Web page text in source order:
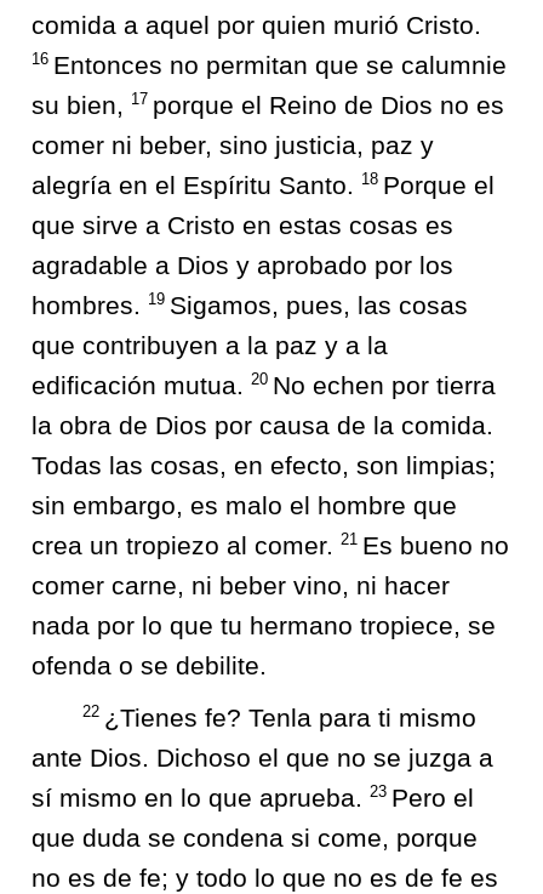
comida a aquel por quien murió Cristo.
16 Entonces no permitan que se calumnie
su bien,
17 porque el Reino de Dios no es
comer ni beber, sino justicia, paz y
alegría en el Espíritu Santo.
18 Porque el
que sirve a Cristo en estas cosas es
agradable a Dios y aprobado por los
hombres.
19 Sigamos, pues, las cosas
que contribuyen a la paz y a la
edificación mutua.
20 No echen por tierra
la obra de Dios por causa de la comida.
Todas las cosas, en efecto, son limpias;
sin embargo, es malo el hombre que
crea un tropiezo al comer.
21 Es bueno no
comer carne, ni beber vino, ni hacer
nada por lo que tu hermano tropiece, se
ofenda o se debilite.
22 ¿Tienes fe? Tenla para ti mismo
ante Dios. Dichoso el que no se juzga a
sí mismo en lo que aprueba. 23 Pero el
que duda se condena si come, porque
no es de fe; y todo lo que no es de fe es